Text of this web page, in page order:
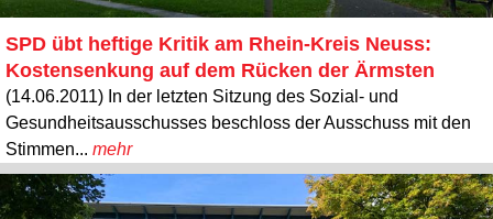
SPD übt heftige Kritik am Rhein-Kreis Neuss:
Kostensenkung auf dem Rücken der Ärmsten
(14.06.2011) In der letzten Sitzung des Sozial- und
Gesundheitsausschusses beschloss der Ausschuss mit den
Stimmen... mehr